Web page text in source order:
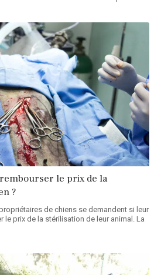
le prix de la
?
de chiens se demandent si leur
le prix de la stérilisation de leur animal. La